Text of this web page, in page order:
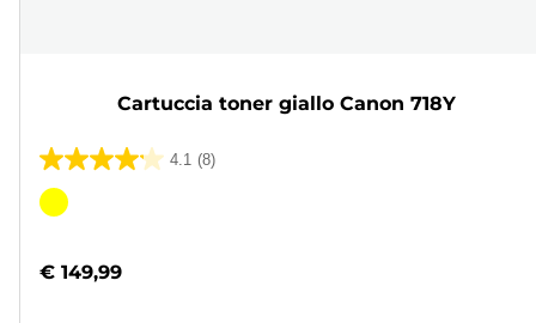
Cartuccia toner giallo Canon 718Y
4.1 (8)
4.1
su
8
Cartuccia
€ 149,99